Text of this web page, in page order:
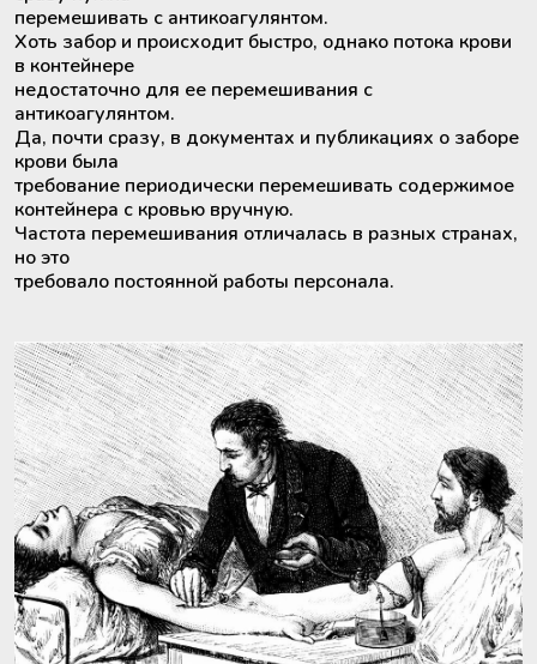
Мобильный пункт забора крови
(Донорский автобус)
перемешивать с антикоагулянтом.
Хоть забор и происходит быстро, однако потока крови
в контейнере
недостаточно для ее перемешивания с
антикоагулянтом.
Да, почти сразу, в документах и ​​публикациях о заборе
крови была
требование периодически перемешивать содержимое
контейнера с кровью вручную.
Частота перемешивания отличалась в разных странах,
но это
требовало постоянной работы персонала.